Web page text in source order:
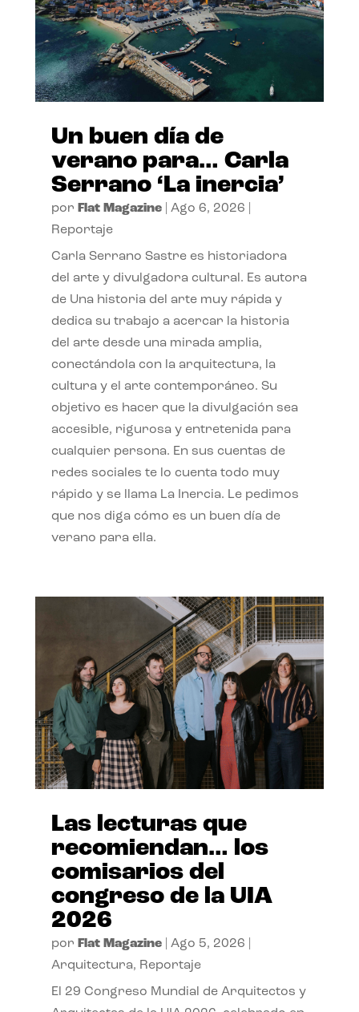
Un buen día de
verano para… Carla
Serrano ‘La inercia’
por Flat Magazine| Ago 6, 2026
Reportaje
Carla Serrano Sastre es historiadora
del arte y divulgadora cultural. Es autora
de Una historia del arte muy rápida y
dedica su trabajo a acercar la historia
del arte desde una mirada amplia,
conectándola con la arquitectura, la
cultura y el arte contemporáneo. Su
objetivo es hacer que la divulgación sea
accesible, rigurosa y entretenida para
cualquier persona. En sus cuentas de
redes sociales te lo cuenta todo muy
rápido y se llama La Inercia. Le pedimos
que nos diga cómo es un buen día de
verano para ella.
Las lecturas que
recomiendan… los
comisarios del
congreso de la UIA
2026
por Flat Magazine| Ago 5, 2026
Arquitectura, Reportaje
El 29 Congreso Mundial de Arquitectos y